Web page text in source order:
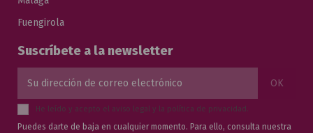
Fuengirola
Suscríbete a la newsletter
He leído y acepto el aviso legal y la política de privacidad .
Puedes darte de baja en cualquier momento. Para ello, consulta nuestra